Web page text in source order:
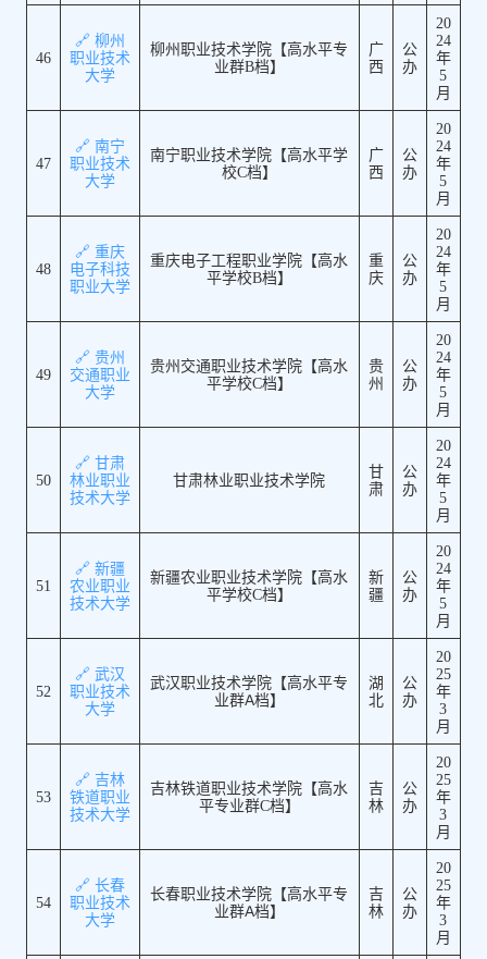
46
🔗 柳州
职业技术
大学
柳州职业技术学院【高水平专
业群B档】
广
西
公
办
20
24
年
5
月
47
🔗 南宁
职业技术
大学
南宁职业技术学院【高水平学
校C档】
广
西
公
办
20
24
年
5
月
48
🔗 重庆
电子科技
职业大学
重庆电子工程职业学院【高水
平学校B档】
重
庆
公
办
20
24
年
5
月
49
🔗 贵州
交通职业
大学
贵州交通职业技术学院【高水
平学校C档】
贵
州
公
办
20
24
年
5
月
50
🔗 甘肃
林业职业
技术大学
甘肃林业职业技术学院
甘
肃
公
办
20
24
年
5
月
51
🔗 新疆
农业职业
技术大学
新疆农业职业技术学院【高水
平学校C档】
新
疆
公
办
20
24
年
5
月
52
🔗 武汉
职业技术
大学
武汉职业技术学院【高水平专
业群A档】
湖
北
公
办
20
25
年
3
月
53
🔗 吉林
铁道职业
技术大学
吉林铁道职业技术学院【高水
平专业群C档】
吉
林
公
办
20
25
年
3
月
54
🔗 长春
职业技术
大学
长春职业技术学院【高水平专
业群A档】
吉
林
公
办
20
25
年
3
月